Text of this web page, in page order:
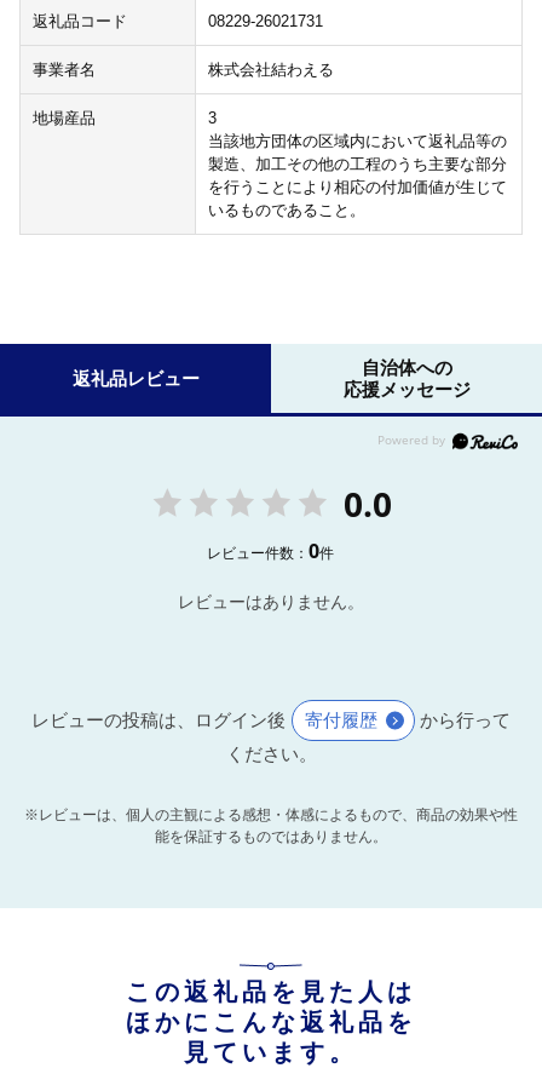
返礼品コード 08229-26021731
事業者名 株式会社結わえる
地場産品
3
当該地方団体の区域内において返礼品等の
製造、加工その他の工程のうち主要な部分
を行うことにより相応の付加価値が生じて
いるものであること。
返礼品レビュー
自治体への
応援メッセージ
0.0
レビュー件数：0件
レビューはありません。
レビューの投稿は、ログイン後 寄付履歴
から行って
ください。
※レビューは、個人の主観による感想・体感によるもので、商品の効果や性
能を保証するものではありません。
この返礼品を見た人は
ほかにこんな返礼品を
見ています。